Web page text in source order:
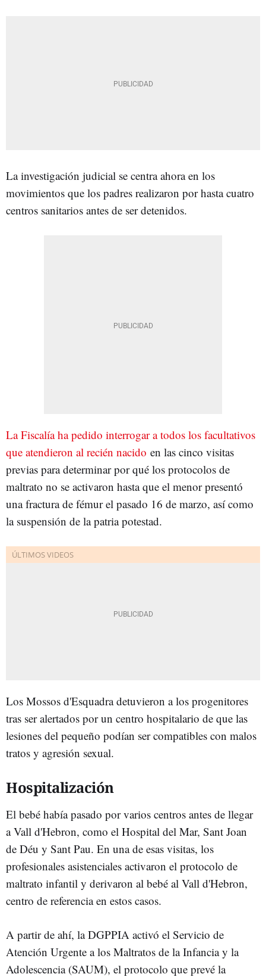
La investigación judicial se centra ahora en los
movimientos que los padres realizaron por hasta cuatro
centros sanitarios antes de ser detenidos.
La Fiscalía ha pedido interrogar a todos los facultativos
que atendieron al recién nacido en las cinco visitas
previas para determinar por qué los protocolos de
maltrato no se activaron hasta que el menor presentó
una fractura de fémur el pasado 16 de marzo, así como
la suspensión de la patria potestad.
Los Mossos d'Esquadra detuvieron a los progenitores
tras ser alertados por un centro hospitalario de que las
lesiones del pequeño podían ser compatibles con malos
tratos y agresión sexual.
Hospitalización
El bebé había pasado por varios centros antes de llegar
a Vall d'Hebron, como el Hospital del Mar, Sant Joan
de Déu y Sant Pau. En una de esas visitas, los
profesionales asistenciales activaron el protocolo de
maltrato infantil y derivaron al bebé al Vall d'Hebron,
centro de referencia en estos casos.
A partir de ahí, la DGPPIA activó el Servicio de
Atención Urgente a los Maltratos de la Infancia y la
Adolescencia (SAUM), el protocolo que prevé la